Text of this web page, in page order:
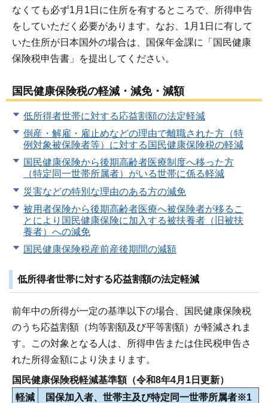
なくても必ず1月1日に住所を有するところで、所得申告
をしていただく必要があります。なお、1月1日に有して
いた住所が日本国外の場合は、国保年金課に「国民健康
保険税申告書」を提出してください。
国民健康保険税の軽減・減免・減額
低所得者世帯に対する応益割額の法定軽減
倒産・解雇・雇止めなどの理由で離職された方（特
例対象被保険者等）に対する国民健康保険税の軽減
国民健康保険から後期高齢者医療制度へ移った方
（特定同一世帯所属者）がいる世帯に係る軽減
災害などの特別な理由のある方の減免
被用者保険から後期高齢者医療へ被保険者が移るこ
とにより国民健康保険に加入する被扶養者（旧被扶
養者）への減免
国民健康保険税産前産後期間の減額
低所得者世帯に対する応益割額の法定軽減
前年中の所得が一定の基準以下の場合、国民健康保険税
のうち応益割額（均等割額及び平等割額）が軽減されま
す。この対象となる人は、所得申告または住民税申告さ
れた所得金額により決まります。
国民健康保険税軽減基準額（令和8年4月1日更新）
軽減
国保加入者、世帯主及び特定同一世帯所属者※1